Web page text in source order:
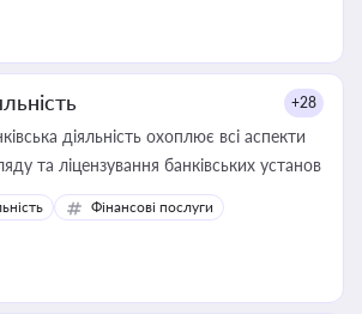
діяльності
+28
діяльність охоплює всі аспекти
та ліцензування банківських установ
Фінансові послуги